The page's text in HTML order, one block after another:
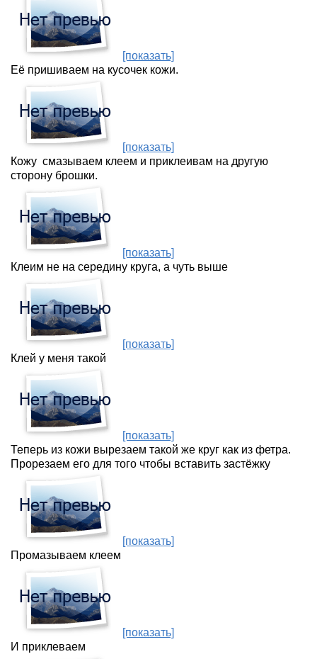
[показать]
Её пришиваем на кусочек кожи.
[показать]
Кожу смазываем клеем и приклеивам на другую
сторону брошки.
[показать]
Клеим не на середину круга, а чуть выше
[показать]
Клей у меня такой
[показать]
Теперь из кожи вырезаем такой же круг как из фетра.
Прорезаем его для того чтобы вставить застёжку
[показать]
Промазываем клеем
[показать]
И приклеваем